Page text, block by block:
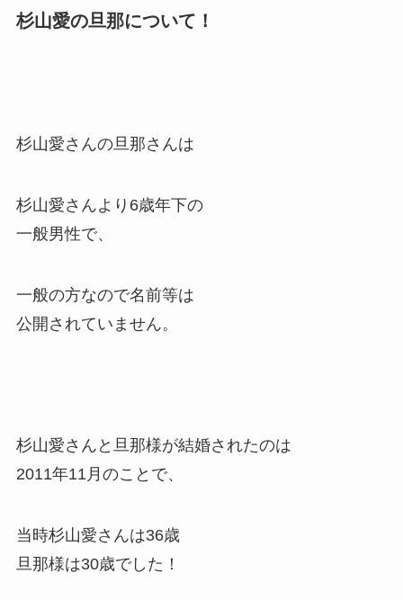
杉山愛の旦那について！
杉山愛さんの旦那さんは
杉山愛さんより6歳年下の
一般男性で、
一般の方なので名前等は
公開されていません。
杉山愛さんと旦那様が結婚されたのは
2011年11月のことで、
当時杉山愛さんは36歳
旦那様は30歳でした！